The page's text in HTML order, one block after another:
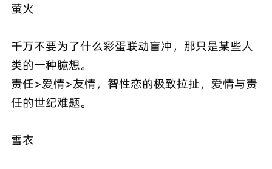
萤火
千万不要为了什么彩蛋联动盲冲，那只是某些人
类的一种臆想。
责任>爱情>友情，智性恋的极致拉扯，爱情与责
任的世纪难题。
雪衣